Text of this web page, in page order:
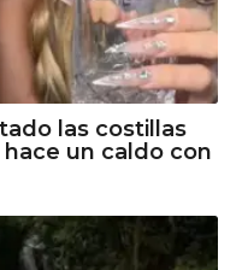
las costillas
un caldo con